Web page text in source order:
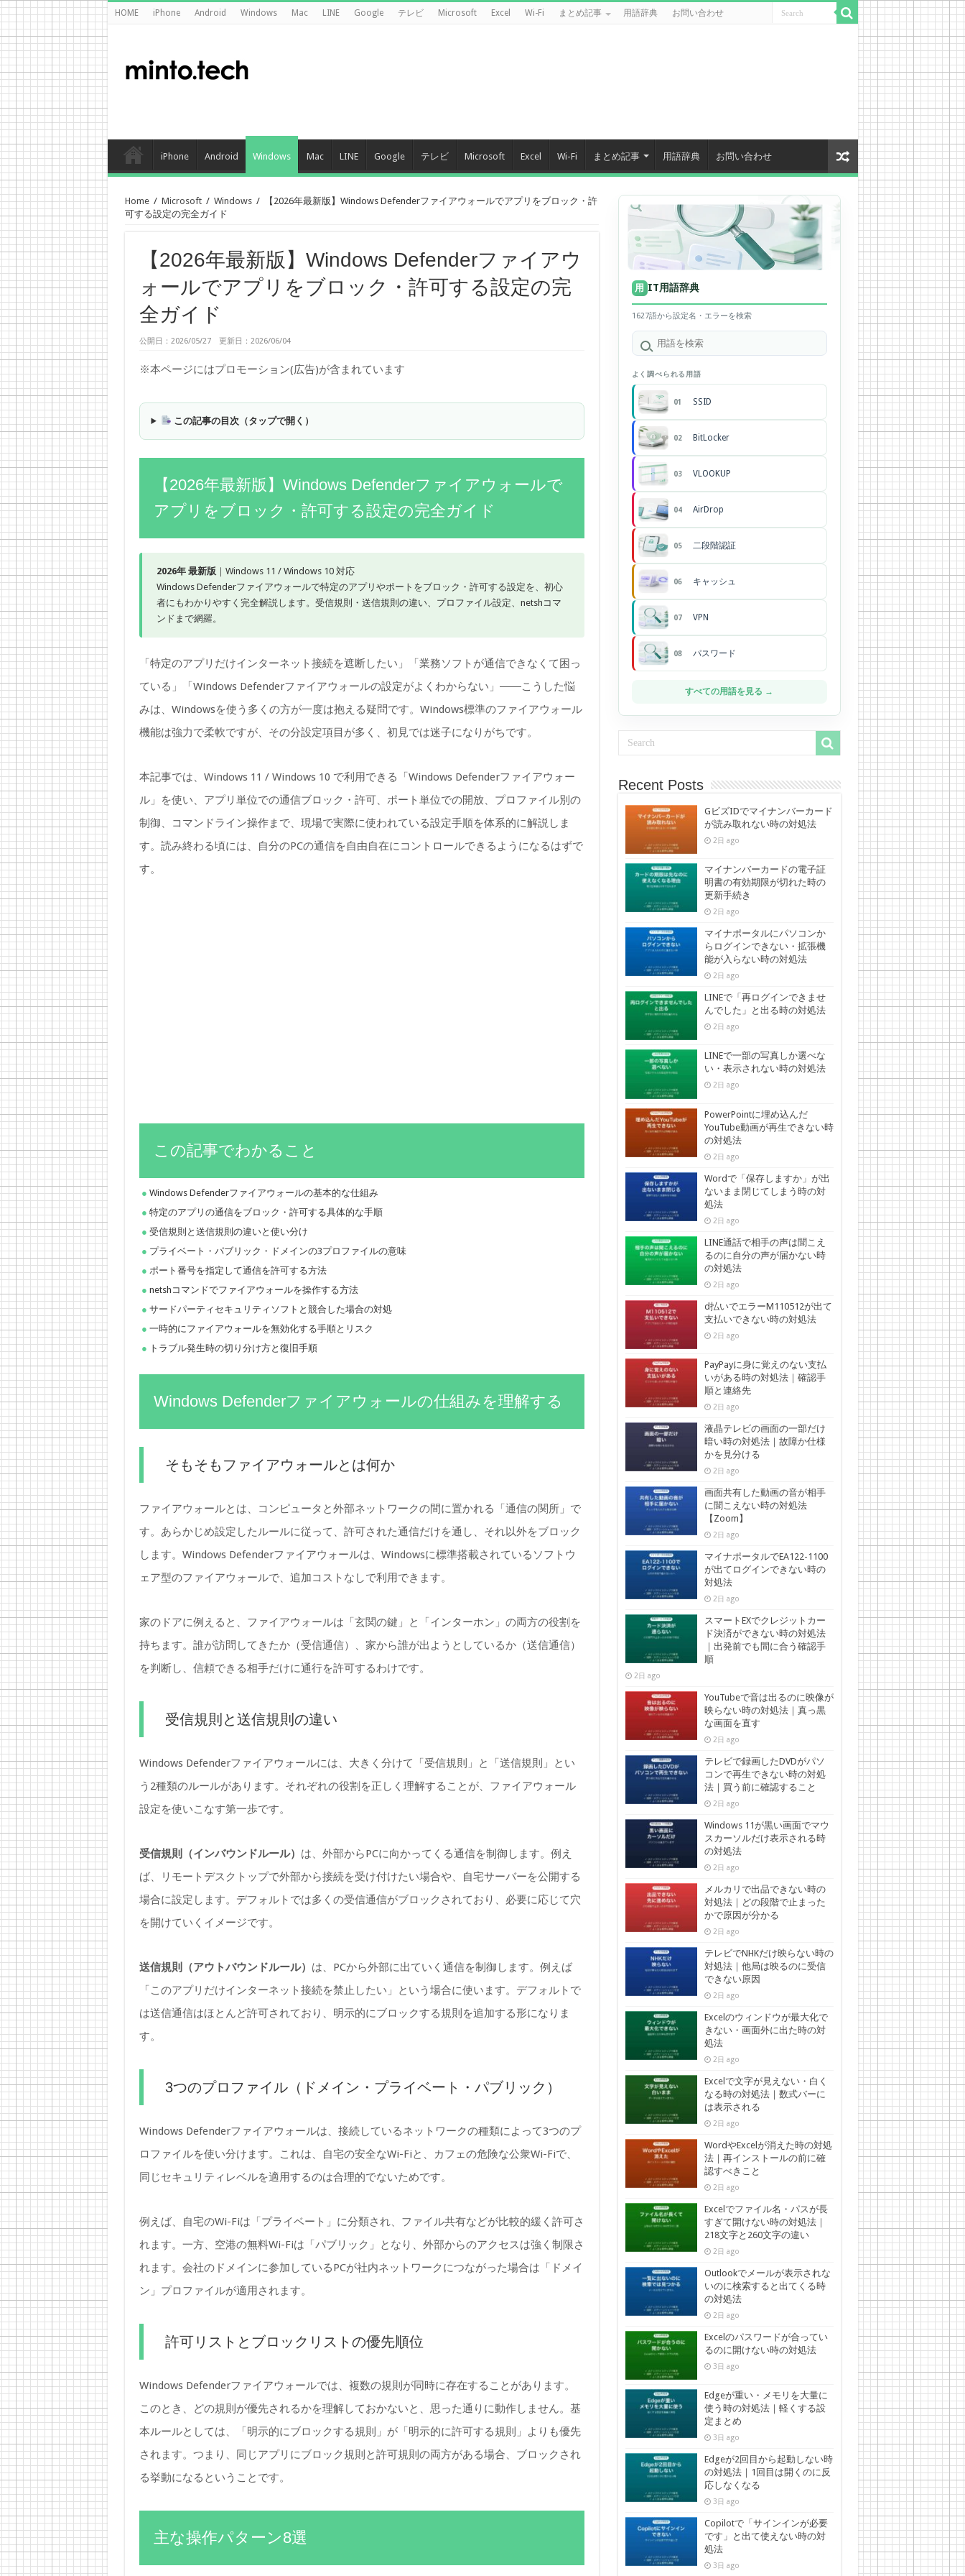
HOME iPhone Android Windows Mac LINE Google テレビ Microsoft Excel Wi-Fi まとめ記事 用語辞典 お問い合わせ
iPhone Android Windows Mac LINE Google テレビ Microsoft Excel Wi-Fi まとめ記事 用語辞典 お問い合わせ
Home / Microsoft / Windows /
【2026年最新版】Windows Defenderファイアウォールでアプリをブロック・許
可する設定の完全ガイド
【2026年最新版】Windows Defenderファイアウ
ォールでアプリをブロック・許可する設定の完
全ガイド
公開日：2026/05/27 更新日：2026/06/04
※本ページにはプロモーション(広告)が含まれています
この記事の目次（タップで開く）
【2026年最新版】Windows Defenderファイアウォールで
アプリをブロック・許可する設定の完全ガイド
2026年 最新版 ｜Windows 11 / Windows 10 対応
Windows Defenderファイアウォールで特定のアプリやポートをブロック・許可する設定を、初心
者にもわかりやすく完全解説します。受信規則・送信規則の違い、プロファイル設定、netshコマ
ンドまで網羅。
「特定のアプリだけインターネット接続を遮断したい」「業務ソフトが通信できなくて困っ
ている」「Windows Defenderファイアウォールの設定がよくわからない」――こうした悩
みは、Windowsを使う多くの方が一度は抱える疑問です。Windows標準のファイアウォール
機能は強力で柔軟ですが、その分設定項目が多く、初見では迷子になりがちです。
本記事では、Windows 11 / Windows 10 で利用できる「Windows Defenderファイアウォー
ル」を使い、アプリ単位での通信ブロック・許可、ポート単位での開放、プロファイル別の
制御、コマンドライン操作まで、現場で実際に使われている設定手順を体系的に解説しま
す。読み終わる頃には、自分のPCの通信を自由自在にコントロールできるようになるはずで
す。
この記事でわかること
Windows Defenderファイアウォールの基本的な仕組み
特定のアプリの通信をブロック・許可する具体的な手順
受信規則と送信規則の違いと使い分け
プライベート・パブリック・ドメインの3プロファイルの意味
ポート番号を指定して通信を許可する方法
netshコマンドでファイアウォールを操作する方法
サードパーティセキュリティソフトと競合した場合の対処
一時的にファイアウォールを無効化する手順とリスク
トラブル発生時の切り分け方と復旧手順
Windows Defenderファイアウォールの仕組みを理解する
そもそもファイアウォールとは何か
ファイアウォールとは、コンピュータと外部ネットワークの間に置かれる「通信の関所」で
す。あらかじめ設定したルールに従って、許可された通信だけを通し、それ以外をブロック
します。Windows Defenderファイアウォールは、Windowsに標準搭載されているソフトウ
ェア型のファイアウォールで、追加コストなしで利用できます。
家のドアに例えると、ファイアウォールは「玄関の鍵」と「インターホン」の両方の役割を
持ちます。誰が訪問してきたか（受信通信）、家から誰が出ようとしているか（送信通信）
を判断し、信頼できる相手だけに通行を許可するわけです。
受信規則と送信規則の違い
Windows Defenderファイアウォールには、大きく分けて「受信規則」と「送信規則」とい
う2種類のルールがあります。それぞれの役割を正しく理解することが、ファイアウォール
設定を使いこなす第一歩です。
受信規則（インバウンドルール） は、外部からPCに向かってくる通信を制御します。例え
ば、リモートデスクトップで外部から接続を受け付けたい場合や、自宅サーバーを公開する
場合に設定します。デフォルトでは多くの受信通信がブロックされており、必要に応じて穴
を開けていくイメージです。
送信規則（アウトバウンドルール） は、PCから外部に出ていく通信を制御します。例えば
「このアプリだけインターネット接続を禁止したい」という場合に使います。デフォルトで
は送信通信はほとんど許可されており、明示的にブロックする規則を追加する形になりま
す。
3つのプロファイル（ドメイン・プライベート・パブリック）
Windows Defenderファイアウォールは、接続しているネットワークの種類によって3つのプ
ロファイルを使い分けます。これは、自宅の安全なWi-Fiと、カフェの危険な公衆Wi-Fiで、
同じセキュリティレベルを適用するのは合理的でないためです。
例えば、自宅のWi-Fiは「プライベート」に分類され、ファイル共有などが比較的緩く許可さ
れます。一方、空港の無料Wi-Fiは「パブリック」となり、外部からのアクセスは強く制限さ
れます。会社のドメインに参加しているPCが社内ネットワークにつながった場合は「ドメイ
ン」プロファイルが適用されます。
許可リストとブロックリストの優先順位
Windows Defenderファイアウォールでは、複数の規則が同時に存在することがあります。
このとき、どの規則が優先されるかを理解しておかないと、思った通りに動作しません。基
本ルールとしては、「明示的にブロックする規則」が「明示的に許可する規則」よりも優先
されます。つまり、同じアプリにブロック規則と許可規則の両方がある場合、ブロックされ
る挙動になるということです。
主な操作パターン8選
用 IT用語辞典
1627語から設定名・エラーを検索
よく調べられる用語
01 SSID
02 BitLocker
03 VLOOKUP
04 AirDrop
05 二段階認証
06 キャッシュ
07 VPN
08 パスワード
すべての用語を見る →
Recent Posts
GビズIDでマイナンバーカード
が読み取れない時の対処法
2日 ago
マイナンバーカードの電子証
明書の有効期限が切れた時の
更新手続き
2日 ago
マイナポータルにパソコンか
らログインできない・拡張機
能が入らない時の対処法
2日 ago
LINEで「再ログインできませ
んでした」と出る時の対処法
2日 ago
LINEで一部の写真しか選べな
い・表示されない時の対処法
2日 ago
PowerPointに埋め込んだ
YouTube動画が再生できない時
の対処法
2日 ago
Wordで「保存しますか」が出
ないまま閉じてしまう時の対
処法
2日 ago
LINE通話で相手の声は聞こえ
るのに自分の声が届かない時
の対処法
2日 ago
d払いでエラーM110512が出て
支払いできない時の対処法
2日 ago
PayPayに身に覚えのない支払
いがある時の対処法｜確認手
順と連絡先
2日 ago
液晶テレビの画面の一部だけ
暗い時の対処法｜故障か仕様
かを見分ける
2日 ago
画面共有した動画の音が相手
に聞こえない時の対処法
【Zoom】
2日 ago
マイナポータルでEA122-1100
が出てログインできない時の
対処法
2日 ago
スマートEXでクレジットカー
ド決済ができない時の対処法
｜出発前でも間に合う確認手
順
2日 ago
YouTubeで音は出るのに映像が
映らない時の対処法｜真っ黒
な画面を直す
2日 ago
テレビで録画したDVDがパソ
コンで再生できない時の対処
法｜買う前に確認すること
2日 ago
Windows 11が黒い画面でマウ
スカーソルだけ表示される時
の対処法
2日 ago
メルカリで出品できない時の
対処法｜どの段階で止まった
かで原因が分かる
2日 ago
テレビでNHKだけ映らない時の
対処法｜他局は映るのに受信
できない原因
2日 ago
Excelのウィンドウが最大化で
きない・画面外に出た時の対
処法
2日 ago
Excelで文字が見えない・白く
なる時の対処法｜数式バーに
は表示される
2日 ago
WordやExcelが消えた時の対処
法｜再インストールの前に確
認すべきこと
2日 ago
Excelでファイル名・パスが長
すぎて開けない時の対処法｜
218文字と260文字の違い
2日 ago
Outlookでメールが表示されな
いのに検索すると出てくる時
の対処法
2日 ago
Excelのパスワードが合ってい
るのに開けない時の対処法
3日 ago
Edgeが重い・メモリを大量に
使う時の対処法｜軽くする設
定まとめ
3日 ago
Edgeが2回目から起動しない時
の対処法｜1回目は開くのに反
応しなくなる
3日 ago
Copilotで「サインインが必要
です」と出て使えない時の対
処法
3日 ago